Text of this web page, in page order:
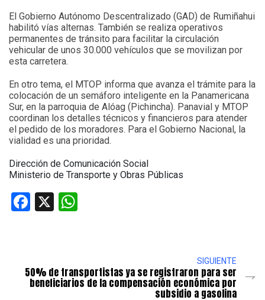
El Gobierno Autónomo Descentralizado (GAD) de Rumiñahui
habilitó vías alternas. También se realiza operativos
permanentes de tránsito para facilitar la circulación
vehicular de unos 30.000 vehículos que se movilizan por
esta carretera.
En otro tema, el MTOP informa que avanza el trámite para la
colocación de un semáforo inteligente en la Panamericana
Sur, en la parroquia de Alóag (Pichincha). Panavial y MTOP
coordinan los detalles técnicos y financieros para atender
el pedido de los moradores. Para el Gobierno Nacional, la
vialidad es una prioridad.
Dirección de Comunicación Social
Ministerio de Transporte y Obras Públicas
Facebook
X
SIGUIENTE
50% de transportistas ya se registraron para ser
beneficiarios de la compensación económica por
subsidio a gasolina